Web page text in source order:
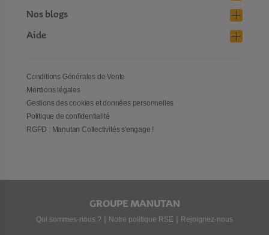
Nos blogs
Aide
Conditions Générales de Vente
Mentions légales
Gestions des cookies et données personnelles
Politique de confidentialité
RGPD : Manutan Collectivités s'engage !
GROUPE MANUTAN
Qui sommes-nous ? | Notre politique RSE | Rejoignez-nous